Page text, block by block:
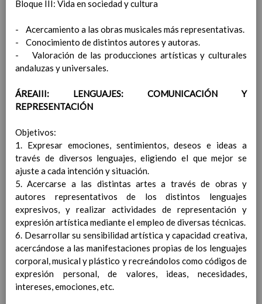
Otras actuaciones
septiembre 2021
Medidas generales
HabilitaciÃ³n de vÃ­as entradas y
salidas
de entradas y salidas
interior del centro para entradas y
salidas
Horario de entradas y salidas del
profesorado.
Acceso al edificio en caso de necesidad
o indicaciÃ³n del profesorado de
familias o tutores
Otras medidasen relaciÃ³n a las
familias
ACCESO DE FAMILIAS Y OTRAS
PERSONAS AJENAS AL CENTRO
septiembre 2021
Bloque III: Vida en sociedad y cultura
- Acercamiento a las obras musicales más representativas.
- Conocimiento de distintos autores y autoras.
- Valoración de las producciones artísticas y culturales
andaluzas y universales.
ÁREAIII: LENGUAJES: COMUNICACIÓN Y
REPRESENTACIÓN
Objetivos:
1. Expresar emociones, sentimientos, deseos e ideas a
través de diversos lenguajes, eligiendo el que mejor se
ajuste a cada intención y situación.
5. Acercarse a las distintas artes a través de obras y
autores representativos de los distintos lenguajes
expresivos, y realizar actividades de representación y
expresión artística mediante el empleo de diversas técnicas.
6. Desarrollar su sensibilidad artística y capacidad creativa,
acercándose a las manifestaciones propias de los lenguajes
corporal, musical y plástico y recreándolos como códigos de
expresión personal, de valores, ideas, necesidades,
intereses, emociones, etc.